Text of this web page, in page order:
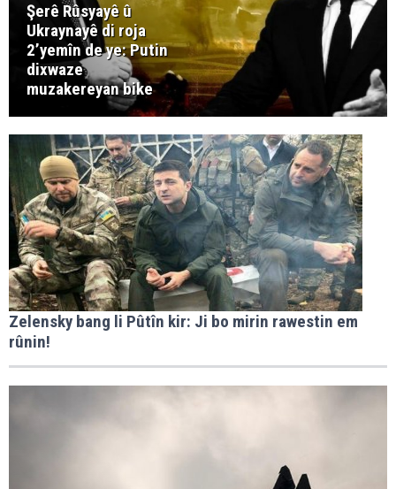
Şerê Rûsyayê û
Ukraynayê di roja
2’yemîn de ye: Putin
dixwaze
muzakereyan bike
Zelensky bang li Pûtîn kir: Ji bo mirin rawestin em
rûnin!